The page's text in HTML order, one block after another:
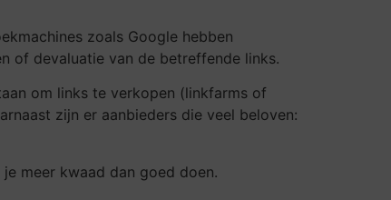
zoals Google hebben
of devaluatie van de betreffende links.
om links te verkopen (linkfarms of
zijn er aanbieders die veel beloven:
meer kwaad dan goed doen.